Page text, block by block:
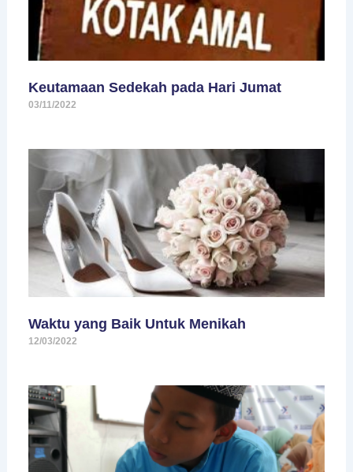
Keutamaan Sedekah pada Hari Jumat
03/11/2022
Waktu yang Baik Untuk Menikah
12/03/2022